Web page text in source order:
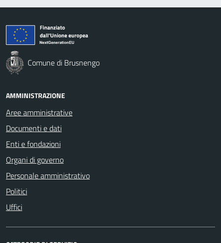
Comune di Brusnengo
AMMINISTRAZIONE
Aree amministrative
Documenti e dati
Enti e fondazioni
Organi di governo
Personale amministrativo
Politici
Uffici